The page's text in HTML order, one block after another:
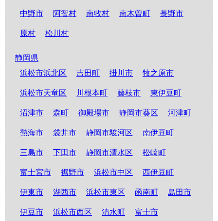
中野市 阿智村 南牧村 南木曽町 長野市
原村 松川村
静岡県
浜松市浜北区
吉田町 掛川市 牧之原市
浜松市天竜区 川根本町 藤枝市 東伊豆町
沼津市 森町 御殿場市 静岡市葵区 河津町
熱海市 袋井市 静岡市駿河区 南伊豆町
三島市 下田市 静岡市清水区 松崎町
富士宮市 裾野市 浜松市中区 西伊豆町
伊東市 湖西市 浜松市東区 函南町 島田市
伊豆市 浜松市西区 清水町 富士市